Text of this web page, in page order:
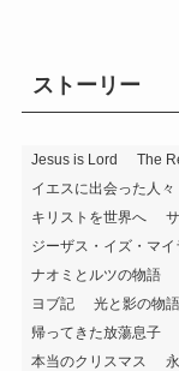
ストーリー
Jesus is Lord The
イエスに出会った人々
キリストを世界へ
ジーザス・イズ・マイ
ナオミとルツの物語
ヨブ記
光と影の物語
帰ってきた放蕩息子
本当のクリスマス